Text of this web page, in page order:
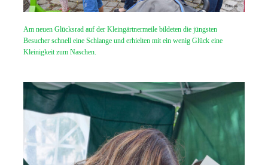
Am neuen Glücksrad auf der Kleingärtnermeile bildeten die jüngsten
Besucher schnell eine Schlange und erhielten mit ein wenig Glück eine
Kleinigkeit zum Naschen.